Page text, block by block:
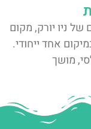
ניו יורק, מקום
אחד ייחודי.
מושך